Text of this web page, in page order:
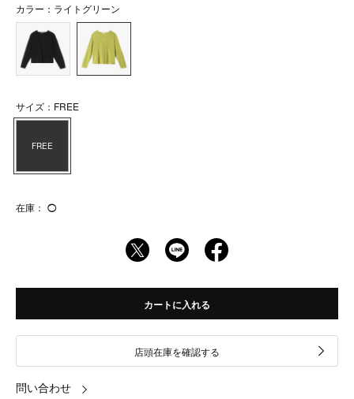
カラー：ライトグリーン
サイズ：FREE
FREE
在庫： ◯
カートに入れる
店頭在庫を確認する
問い合わせ